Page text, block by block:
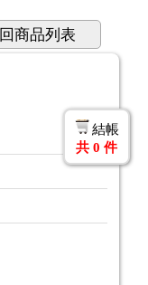
回商品列表
結帳
共 0 件